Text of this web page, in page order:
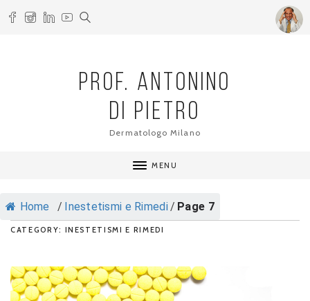
PROF. ANTONINO
DI PIETRO
Dermatologo Milano
MENU
Home / Inestetismi e Rimedi/ Page 7
CATEGORY: INESTETISMI E RIMEDI